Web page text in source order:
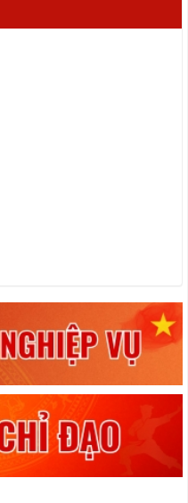
tỉnh Gia Lai lần
phong thực hiện Quy chế
VĐV - Bảo đảm an sinh,
hoạt động chuyên môn Võ
lý, bảo tồn và phát triển võ
lịch quốc gia Gia Lai năm